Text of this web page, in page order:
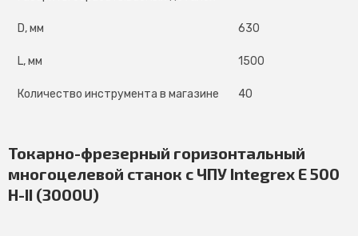
D, мм 630
L, мм 1500
Количество инструмента в магазине 40
Токарно-фрезерный горизонтальный
многоцелевой станок с ЧПУ Integrex E 500
H-II (3000U)